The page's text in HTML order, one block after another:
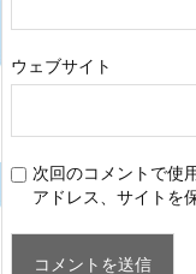
ウェブサイト
次回のコメントで使
アドレス、サイトを